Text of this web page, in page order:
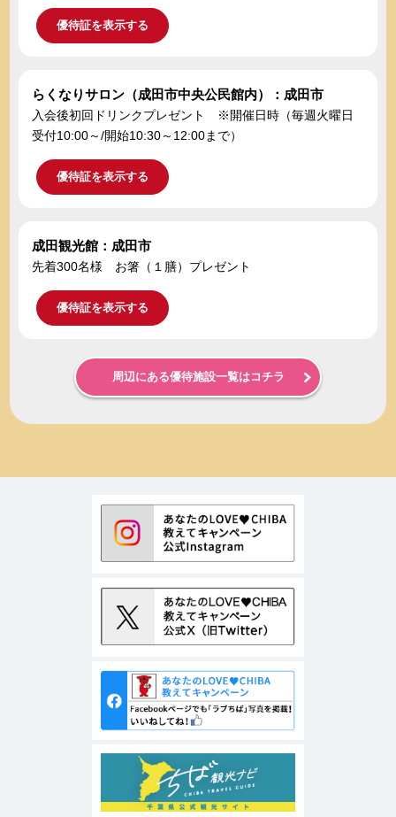
優待証を表示する
らくなりサロン（成田市中央公民館内）：成田市
入会後初回ドリンクプレゼント ※開催日時（毎週火曜日
受付10:00～/開始10:30～12:00まで）
優待証を表示する
成田観光館：成田市
先着300名様 お箸（１膳）プレゼント
優待証を表示する
周辺にある優待施設一覧はコチラ